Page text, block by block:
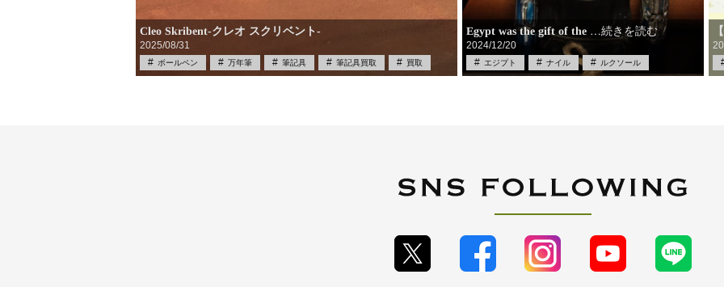
Cleo Skribent-クレオ スクリベント-
2025/08/31
ボールペン 万年筆 筆記具 筆記具買取 買取
Egypt was the gift of the …続きを読む
2024/12/20
エジプト ナイル ルクソール